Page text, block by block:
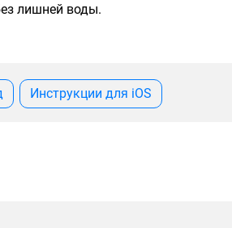
лишней воды.
Инструкции для iOS